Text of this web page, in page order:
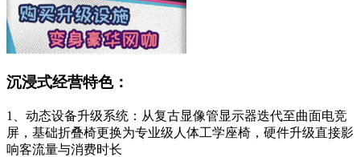
沉浸式经营特色：
1、动态设备升级系统：从复古显像管显示器迭代至曲面电竞
屏，基础折叠椅更换为专业级人体工学座椅，硬件升级直接影
响客流量与消费时长